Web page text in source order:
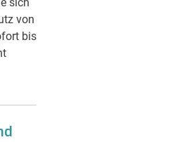
von
bis